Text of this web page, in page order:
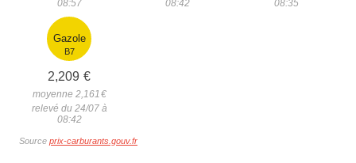
08:57
08:42
08:35
Gazole
B7
2,209 €
moyenne 2,161 €
relevé du 24/07 à
08:42
Source prix-carburants.gouv.fr